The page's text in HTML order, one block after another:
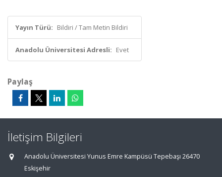
Yayın Türü: Bildiri / Tam Metin Bildiri
Anadolu Üniversitesi Adresli: Evet
Paylaş
İletişim Bilgileri
Anadolu Üniversitesi Yunus Emre Kampüsü Tepebaşı 26470
Eskişehir